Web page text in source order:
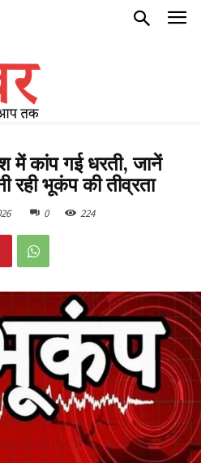
में कांप गई धरती, जानें
रही भूकंप की तीव्रता
0 224